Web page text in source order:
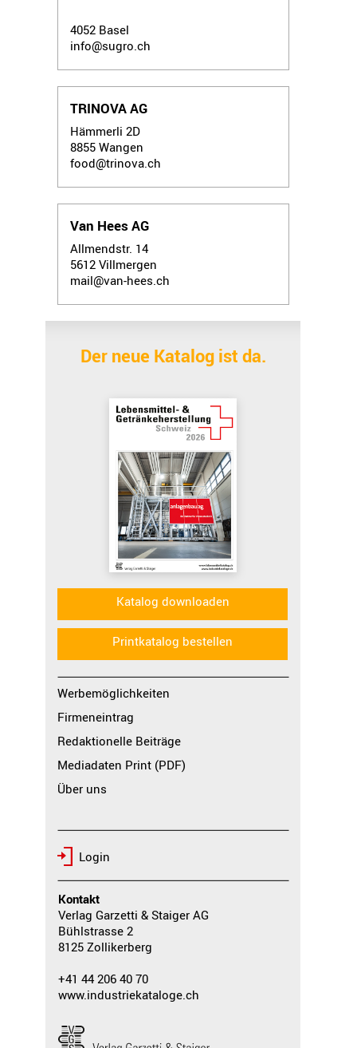
4052 Basel
info@sugro.ch
TRINOVA AG
Hämmerli 2D
8855 Wangen
food@trinova.ch
Van Hees AG
Allmendstr. 14
5612 Villmergen
mail@van-hees.ch
Katalog downloaden
Printkatalog bestellen
Der neue Katalog ist da.
Werbemöglichkeiten
Firmeneintrag
Redaktionelle Beiträge
Mediadaten Print (PDF)
Über uns
Login
Kontakt
Verlag Garzetti & Staiger AG
Bühlstrasse 2
8125 Zollikerberg
+41 44 206 40 70
www.industriekataloge.ch